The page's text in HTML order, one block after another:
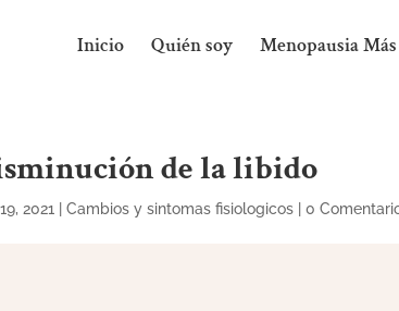
Inicio Quién soy Menopausia
de la libido
2021 |Cambios y sintomas fisiologicos |0